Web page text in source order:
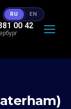
00 42
RU EN